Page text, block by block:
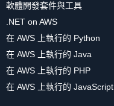
軟體開發套件與工具
.NET on AWS
在 AWS 上執行的 Python
在 AWS 上執行的 Java
在 AWS 上執行的 PHP
在 AWS 上執行的 JavaScript